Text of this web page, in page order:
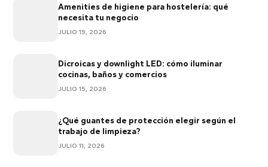
Amenities de higiene para hostelería: qué
necesita tu negocio
JULIO 19, 2026
Dicroicas y downlight LED: cómo iluminar
cocinas, baños y comercios
JULIO 15, 2026
¿Qué guantes de protección elegir según el
trabajo de limpieza?
JULIO 11, 2026